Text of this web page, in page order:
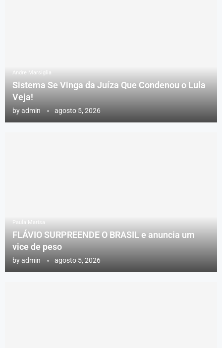
Andre Marsiglia
Sistema Se Vinga da Juíza Que Condenou o Lula
Veja!
byadmin agosto 5, 2026
Paula Marisa
FLÁVIO SURPREENDE O BRASIL e anuncia um
vice de peso
byadmin agosto 5, 2026